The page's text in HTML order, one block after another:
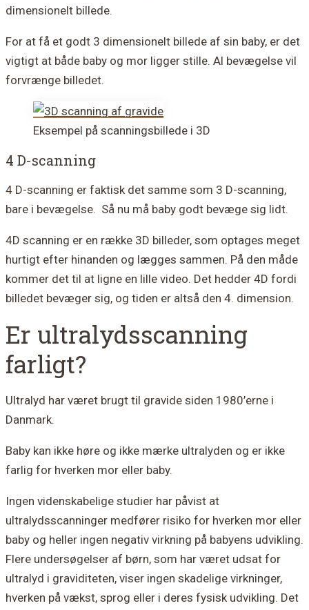
dimensionelt billede.
For at få et godt 3 dimensionelt billede af sin baby, er det
vigtigt at både baby og mor ligger stille. Al bevægelse vil
forvrænge billedet.
Eksempel på scanningsbillede i 3D
4 D-scanning
4 D-scanning er faktisk det samme som 3 D-scanning,
bare i bevægelse. Så nu må baby godt bevæge sig lidt.
4D scanning er en række 3D billeder, som optages meget
hurtigt efter hinanden og lægges sammen. På den måde
kommer det til at ligne en lille video. Det hedder 4D fordi
billedet bevæger sig, og tiden er altså den 4. dimension.
Er ultralydsscanning
farligt?
Ultralyd har været brugt til gravide siden 1980’erne i
Danmark.
Baby kan ikke høre og ikke mærke ultralyden og er ikke
farlig for hverken mor eller baby.
Ingen videnskabelige studier har påvist at
ultralydsscanninger medfører risiko for hverken mor eller
baby og heller ingen negativ virkning på babyens udvikling.
Flere undersøgelser af børn, som har været udsat for
ultralyd i graviditeten, viser ingen skadelige virkninger,
hverken på vækst, sprog eller i deres fysisk udvikling. Det